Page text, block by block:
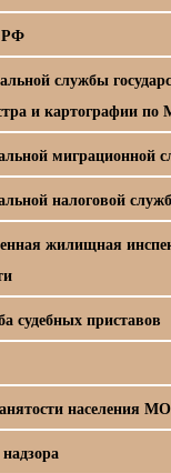
РФ
службы
и картографии
миграционной
налоговой
жилищная
судебных приставов
населения МО